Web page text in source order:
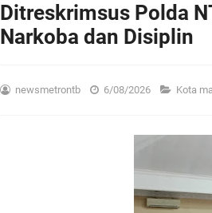
Samapta Polresta
Kapolsek Lingsar
Sambut HUT RI ke-
Ditreskrimsus Polda
Narkoba dan Disiplin
newsmetrontb 6/08/2026 Kota